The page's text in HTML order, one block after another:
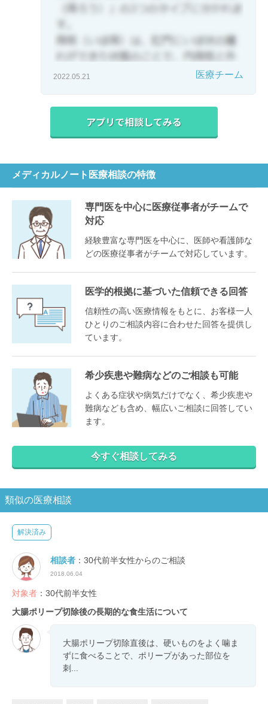
2022.05.21 医療チーム
メディカルノート医療相談の特徴
専門医を中心に医療従事者がチームで
対応
経験豊富な専門医を中心に、医師や看護師な
どの医療従事者がチームで対応しています。
医学的根拠に基づいた信頼できる回答
信頼性の高い医療情報をもとに、お客様一人
ひとりのご相談内容に合わせた回答を提供し
ています。
希少疾患や難病などのご相談も可能
よくある症状や病気だけでなく、希少疾患や
難病なども含め、幅広いご相談に回答してい
ます。
今すぐ相談してみる
類似の医療相談
解決済み
相談者 ：30代前半女性からのご相談
2018.06.04
対象者 ：30代前半女性
大腸ポリープ切除後の長期的な食生活について
大腸ポリープ切除直後は、硬いものをよく噛ま
ずに食べることで、ポリープがあった部位を
刺...